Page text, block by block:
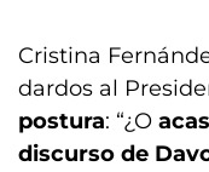
Cristina
dardos al
postura: “¿O
discurso de